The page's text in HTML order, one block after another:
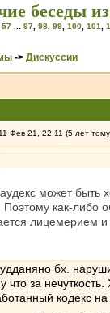
беседы
57 97 98 99 100 101
-> Дискуссии
Фев 21, 22:11 (5 лет
может быть
как-либо
лицемерием и
бх.
за нечуткость.
кодекс